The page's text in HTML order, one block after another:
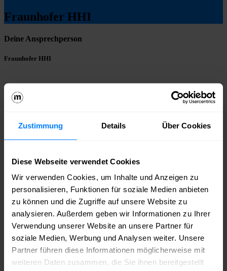
Zustimmung Details Über Cookies
Diese Webseite verwendet Cookies
Wir verwenden Cookies, um Inhalte und Anzeigen zu
personalisieren, Funktionen für soziale Medien anbieten
zu können und die Zugriffe auf unsere Website zu
analysieren. Außerdem geben wir Informationen zu Ihrer
Verwendung unserer Website an unsere Partner für
soziale Medien, Werbung und Analysen weiter. Unsere
Partner führen diese Informationen möglicherweise mit
weiteren Daten zusammen, die Sie ihnen bereitgestellt
Fraunhofer HHI
Deine Ansprechperson
Fraunhofer HHI
info@hhi.fraunhofer.de
Bei uns triffst du die richtigen Leute – aus deiner Branche und weit
Wirtschaft.medianet – weil echte Kontakte den Unterschied
Mitglied werden
Bleib auf dem Laufenden – mit Newslettern aus
dem medianet!
Erfahre immer als Erstes von neuen Events, Jobausschreibungen aus
der Community, Mitgliederaktionen und, und, und. Melde dich jetzt
an für den Community-, Job- oder Games-Newsletter!